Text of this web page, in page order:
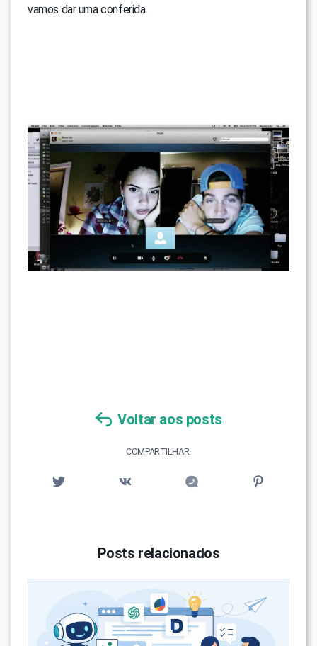
vamos dar uma conferida.
Voltar aos posts
COMPARTILHAR:
Posts relacionados